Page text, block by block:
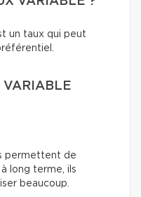
un taux qui peut
VARIABLE
permettent de
long terme, ils
beaucoup.